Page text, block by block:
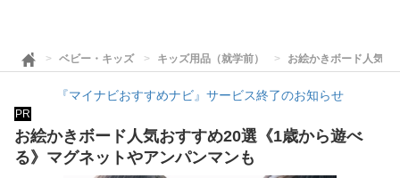
ベビー・キッズ キッズ用品（就学前） お絵かきボード人気お
『マイナビおすすめナビ』サービス終了のお知らせ
PR
お絵かきボード人気おすすめ20選《1歳から遊べ
る》マグネットやアンパンマンも